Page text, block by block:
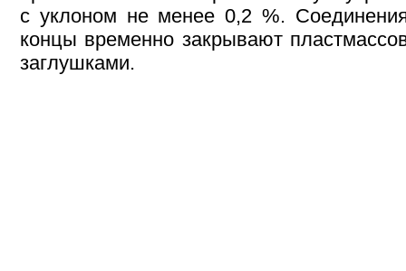
с уклоном не менее 0,2 %.
концы временно закрывают
заглушками.